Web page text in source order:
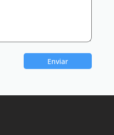
Enviar